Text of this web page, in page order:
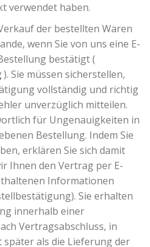
verwendet haben.
der bestellten Waren
wenn Sie von uns eine E-
bestätigt (
). Sie müssen sicherstellen,
vollständig und richtig
unverzüglich mitteilen.
für Ungenauigkeiten in
Bestellung. Indem Sie
erklären Sie sich damit
Ihnen den Vertrag per E-
Informationen
Sie erhalten
innerhalb einer
Vertragsabschluss, in
später als die Lieferung der